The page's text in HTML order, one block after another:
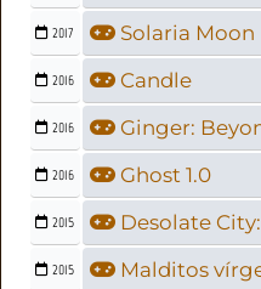
2017 Solaria Moon
2016 Candle
2016 Ginger:
2016 Ghost 1.0
2015 Desolate
2015 Malditos